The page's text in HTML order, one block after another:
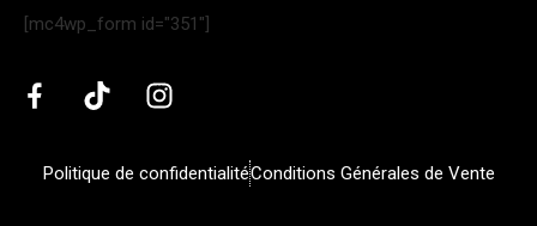
[mc4wp_form id="351"]
Politique de confidentialitéConditions Générales de Vente